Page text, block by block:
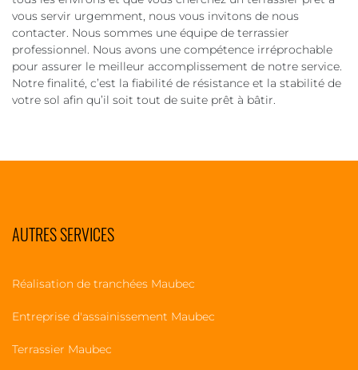
vous servir urgemment, nous vous invitons de nous
contacter. Nous sommes une équipe de terrassier
professionnel. Nous avons une compétence irréprochable
pour assurer le meilleur accomplissement de notre service.
Notre finalité, c’est la fiabilité de résistance et la stabilité de
votre sol afin qu’il soit tout de suite prêt à bâtir.
AUTRES SERVICES
Réalisation de tranchées Maubec
Entreprise d'assainissement Maubec
Terrassier Maubec